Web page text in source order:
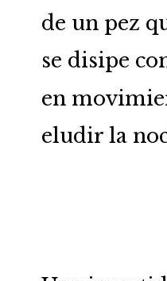
de un pez
se disipe
en
eludir la